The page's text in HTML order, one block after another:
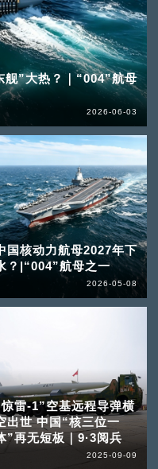
舰”大热？｜“004”航母
2026-06-03
国核动力航母2027年下
？|“004”航母之一
2026-05-08
雷-1”空基远程导弹横
出世 中国“核三位一
”再无短板｜9·3阅兵
2025-09-09